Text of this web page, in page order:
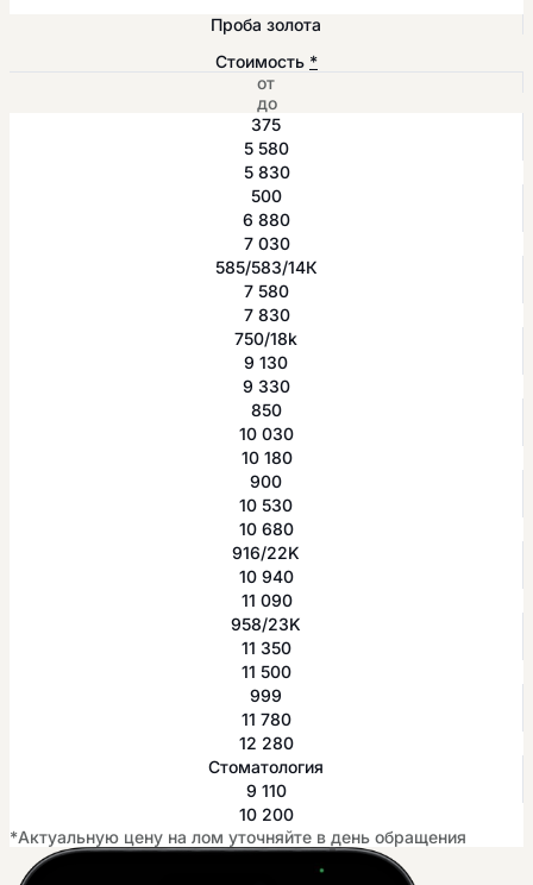
Проба золота
Стоимость *
от
до
375
5 580
5 830
500
6 880
7 030
585/583/14К
7 580
7 830
750/18k
9 130
9 330
850
10 030
10 180
900
10 530
10 680
916/22K
10 940
11 090
958/23K
11 350
11 500
999
11 780
12 280
Стоматология
9 110
10 200
*Актуальную цену на лом уточняйте в день обращения